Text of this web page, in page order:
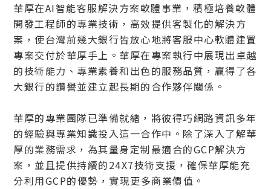
華厚在AI智能客服解決方案軟體事業，積極培養軟體
開發工程師的專業技術，高效提供客製化的解決方
案，使台灣前幾大銀行皆放心地將客服中心軟體建置
專案交付於華厚手上。華厚在專案執行中展現出卓越
的技術能力、專業素養和出色的服務品質，贏得了各
大銀行的讚譽並建立起長期的合作夥伴關係。
華厚的專業團隊已準備就緒，將彼得巧網路資訊多年
的經驗與專業知識投入這一合作中。除了深入了解華
厚的業務需求，為其量身定制最適合的GCP解決方
案，並且提供持續的24X7技術支援，確保華厚能充
分利用GCP的優勢，實現更多商業價值。